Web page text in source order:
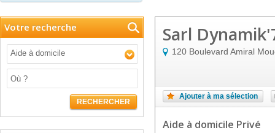
Votre recherche
Aide à domicile
RECHERCHER
Sarl
120 Boulevard Amiral
Ajouter à ma sélection
Aide à domicile Privé